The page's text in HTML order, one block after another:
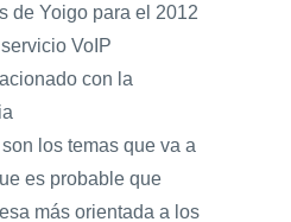
de Yoigo para el 2012
VoIP
con la
los temas que va a
es probable que
más orientada a los